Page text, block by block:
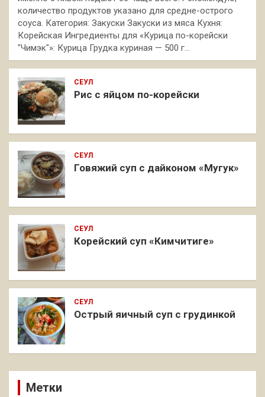
количество продуктов указано для средне-острого
соуса. Категория: Закуски Закуски из мяса Кухня:
Корейская Ингредиенты для «Курица по-корейски
"Чимэк"»: Курица Грудка куриная — 500 г…
СЕУЛ
Рис с яйцом по-корейски
СЕУЛ
Говяжий суп с дайконом «Мугук»
СЕУЛ
Корейский суп «Кимчитиге»
СЕУЛ
Острый яичный суп с грудинкой
Метки